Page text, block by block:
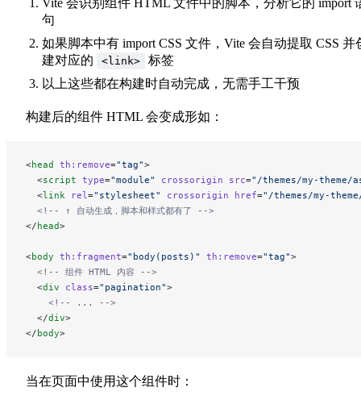
句
如果脚本中有 import CSS 文件，Vite 会自动提取 CSS 并
建对应的
<link>
标签
以上这些都在构建时自动完成，无需手工干预
构建后的组件 HTML 会变成形如：
<head th:remove="tag">
  <
script type="module" crossorigin src="/themes/my-
  <
link rel ="stylesheet" crossorigin href="/themes/my-
  <!-- ↑ 自动生成，脚本和样式都有了 -->
</head>
<body th:fragment="body(posts)" th:remove="tag">
  <!-- 组件 HTML 内容 -->
  <
div class="pagination">
    <!-- ... -->
  </
div>
</body>
当在页面中使用这个组件时：